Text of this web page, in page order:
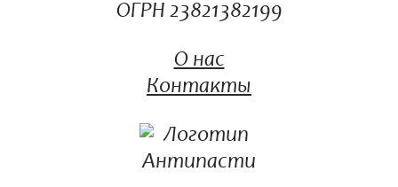
ОГРН 23821382199
О нас
Контакты